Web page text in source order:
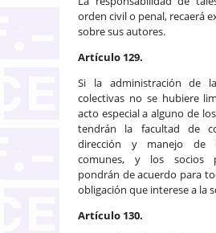
orden civil o penal, recaerá
sobre sus autores.
Artículo 129.
Si la administración de
colectivas no se hubiere
acto especial a alguno de
tendrán la facultad de
dirección y manejo de
comunes, y los socios
pondrán de acuerdo para
obligación que interese a la
Artículo 130.